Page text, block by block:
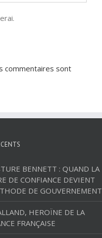
commentaires sont
BENNETT : QUAND LA
DE CONFIANCE DEVIENT
DE GOUVERNEMENT
HEROÏNE DE LA
FRANÇAISE